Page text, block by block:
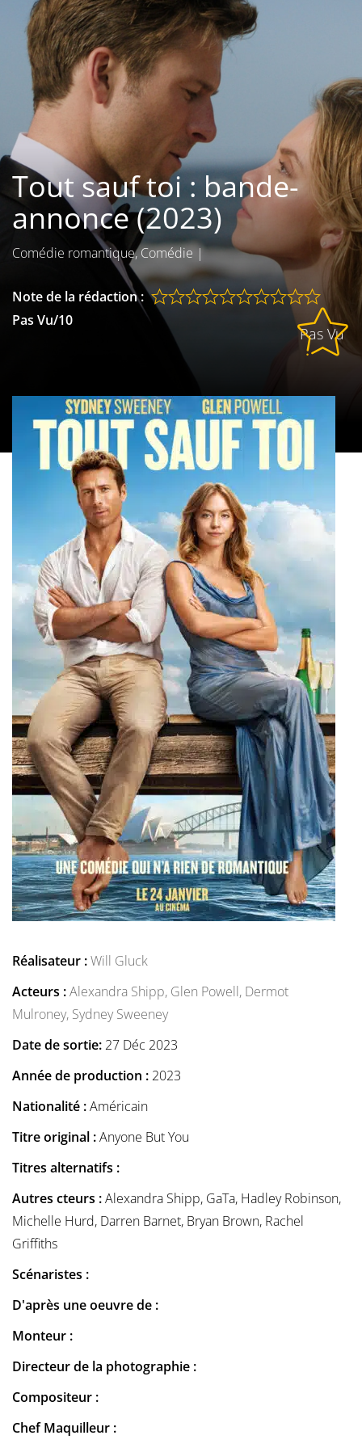
Les films par
genre
Séries
Les films
interdits
Les Dossiers
Les disparus
Les acteurs
Les actrices
Les réalisateurs
Tout sauf toi : bande-
annonce (2023)
Comédie romantique, Comédie |
Note de la rédaction :
Pas Vu/10
Pas Vu
Réalisateur :Will Gluck
Acteurs :Alexandra Shipp, Glen Powell, Dermot
Mulroney, Sydney Sweeney
Date de sortie: 27 Déc 2023
Année de production : 2023
Nationalité :Américain
Titre original :Anyone But You
Titres alternatifs :
Autres cteurs :Alexandra Shipp, GaTa, Hadley Robinson,
Michelle Hurd, Darren Barnet, Bryan Brown, Rachel
Griffiths
Scénaristes :
D'après une oeuvre de :
Monteur :
Directeur de la photographie :
Compositeur :
Chef Maquilleur :